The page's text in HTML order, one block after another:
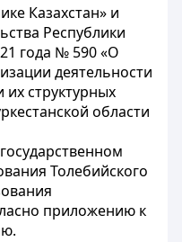
Казахстан» и
Республики
года № 590 «О
деятельности
их структурных
области
Толебийского
приложению к